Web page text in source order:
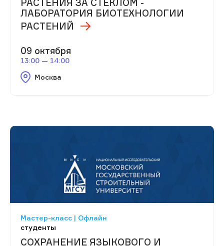
РАСТЕНИЯ ЗА СТЕКЛОМ -
ЛАБОРАТОРИЯ БИОТЕХНОЛОГИИ
РАСТЕНИЙ
09 октября
13:00 — 14:00
Москва
Мастер-класс | Офлайн
студенты
СОХРАНЕНИЕ ЯЗЫКОВОГО И